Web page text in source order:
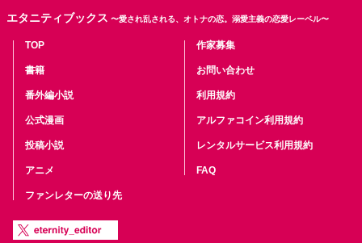
エタニティブックス 〜愛され乱される、オトナの恋。溺愛主義の恋愛レーベル〜
TOP
書籍
番外編小説
公式漫画
投稿小説
アニメ
ファンレターの送り先
作家募集
お問い合わせ
利用規約
アルファコイン利用規約
レンタルサービス利用規約
FAQ